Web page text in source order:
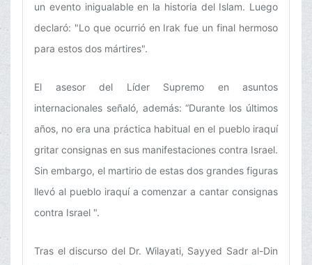
un evento inigualable en la historia del Islam. Luego
declaró: "Lo que ocurrió en Irak fue un final hermoso
para estos dos mártires".
El asesor del Líder Supremo en asuntos
internacionales señaló, además: “Durante los últimos
años, no era una práctica habitual en el pueblo iraquí
gritar consignas en sus manifestaciones contra Israel.
Sin embargo, el martirio de estas dos grandes figuras
llevó al pueblo iraquí a comenzar a cantar consignas
contra Israel ".
Tras el discurso del Dr. Wilayati, Sayyed Sadr al-Din